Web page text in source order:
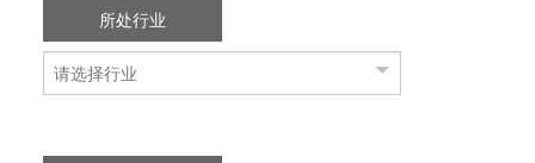
所处行业